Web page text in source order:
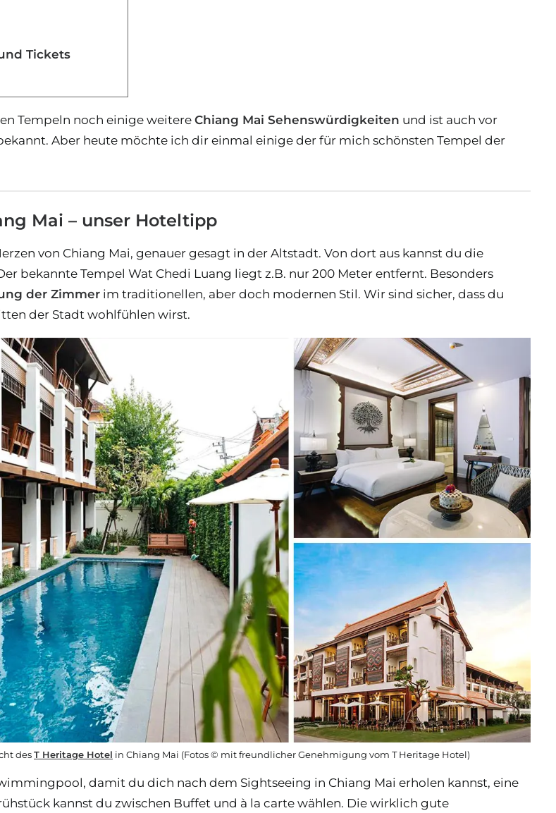
Tickets
Tempeln noch einige weitere Chiang Mai Sehenswürdigkeiten und ist auch vor
Aber heute möchte ich dir einmal einige der für mich schönsten Tempel der
Mai – unser Hoteltipp
von Chiang Mai, genauer gesagt in der Altstadt. Von dort aus kannst du die
bekannte Tempel Wat Chedi Luang liegt z.B. nur 200 Meter entfernt. Besonders
der Zimmer im traditionellen, aber doch modernen Stil. Wir sind sicher, dass du
der Stadt wohlfühlen wirst.
desT Heritage Hotel in Chiang Mai (Fotos © mit freundlicher Genehmigung vom T Heritage Hotel)
damit du dich nach dem Sightseeing in Chiang Mai erholen kannst, eine
kannst du zwischen Buffet und à la carte wählen. Die wirklich gute